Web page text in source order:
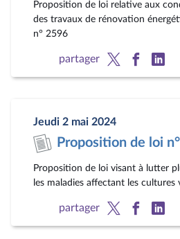
Proposition de loi relative aux
des travaux de rénovation
n° 2596
partager
Jeudi 2 mai 2024
Proposition de loi
Proposition de loi visant à lutter
les maladies affectant les cultures
partager